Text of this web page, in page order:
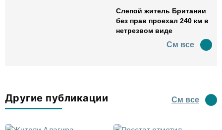
Слепой житель Британии
без прав проехал 240 км в
нетрезвом виде
См все
Другие публикации См все